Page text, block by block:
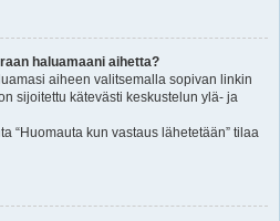
haluamaani aihetta?
aiheen valitsemalla sopivan linkin
sijoitettu kätevästi keskustelun ylä- ja
“Huomauta kun vastaus lähetetään” tilaa